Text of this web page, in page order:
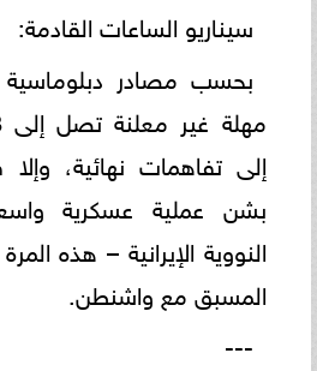
سيناريو الساعات القادمة:
بحسب مصادر
إلى تفاهمات نهائية،
بشن عملية عسكرية
النووية الإيرانية – هذه
المسبق مع واشنطن.
---